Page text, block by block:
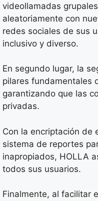
videollamadas
aleatoriamente con
redes sociales de sus
inclusivo y diverso.
En segundo lugar, la
pilares fundamentales
garantizando que las
privadas.
Con la encriptación de
sistema de reportes
inapropiados, HOLLA
todos sus usuarios.
Finalmente, al facilitar